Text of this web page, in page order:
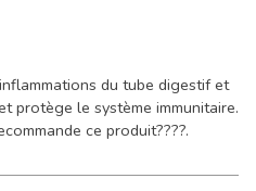
du tube digestif et
protège le système immunitaire.
ce produit????.